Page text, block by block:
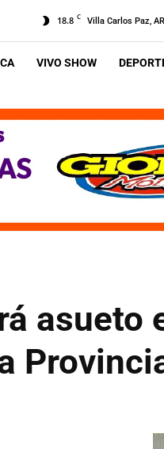
18.8 C Villa Carlos Paz, AR
VIVO SHOW
asueto